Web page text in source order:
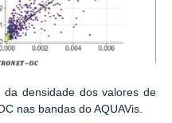
densidade dos valores de
nas bandas do AQUAVis.